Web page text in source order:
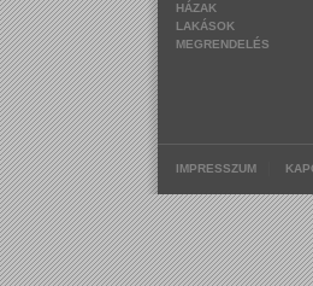
HÁZAK
LAKÁSOK
MEGRENDELÉS
IMPRESSZUM